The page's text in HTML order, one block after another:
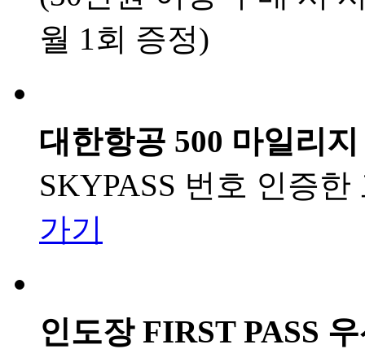
월 1회 증정)
대한항공 500 마일리지
SKYPASS 번호 인증
가기
인도장 FIRST PASS